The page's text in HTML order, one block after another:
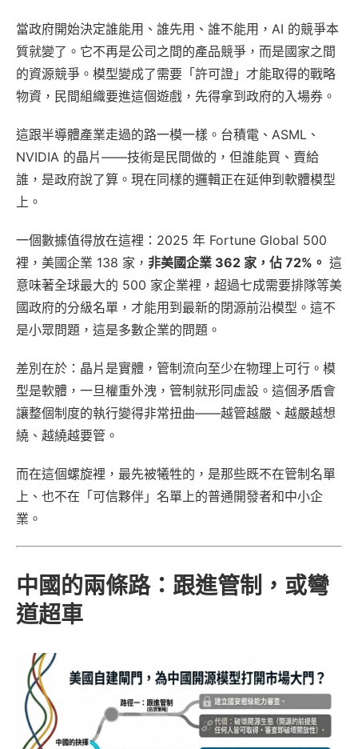
當政府開始決定誰能用、誰先用、誰不能用，AI 的競爭本
質就變了。它不再是公司之間的產品競爭，而是國家之間
的資源競爭。模型變成了需要「許可證」才能取得的戰略
物資，民間組織要進這個遊戲，先得拿到政府的入場券。
這跟半導體產業走過的路一模一樣。台積電、ASML、
NVIDIA 的晶片——技術是民間做的，但誰能買、賣給
誰，是政府說了算。現在同樣的邏輯正在延伸到軟體模型
上。
一個數據值得放在這裡：2025 年 Fortune Global 500
裡，美國企業 138 家， 非美國企業 362 家，佔 72%。 這
意味著全球最大的 500 家企業裡，超過七成需要排隊等美
國政府的分級名單，才能用到最新的閉源前沿模型。這不
是小眾問題，這是多數企業的問題。
差別在於：晶片是實體，管制流向至少在物理上可行。模
型是軟體，一旦權重外洩，管制就形同虛設。這個矛盾會
讓整個制度的執行變得非常扭曲——越管越嚴、越嚴越想
繞、越繞越要管。
而在這個螺旋裡，最先被犧牲的，是那些既不在管制名單
上、也不在「可信夥伴」名單上的普通開發者和中小企
業。
中國的兩條路：跟進管制，或彎
道超車